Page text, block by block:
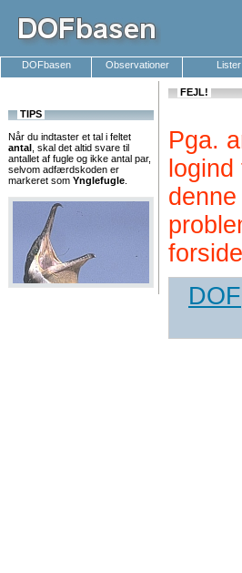
DOFbasen Observationer Lister
TIPS
Når du indtaster et tal i feltet
antal , skal det altid svare til
antallet af fugle og ikke antal par,
selvom adfærdskoden er
markeret som Ynglefugle
FEJL!
Pga.
DOF